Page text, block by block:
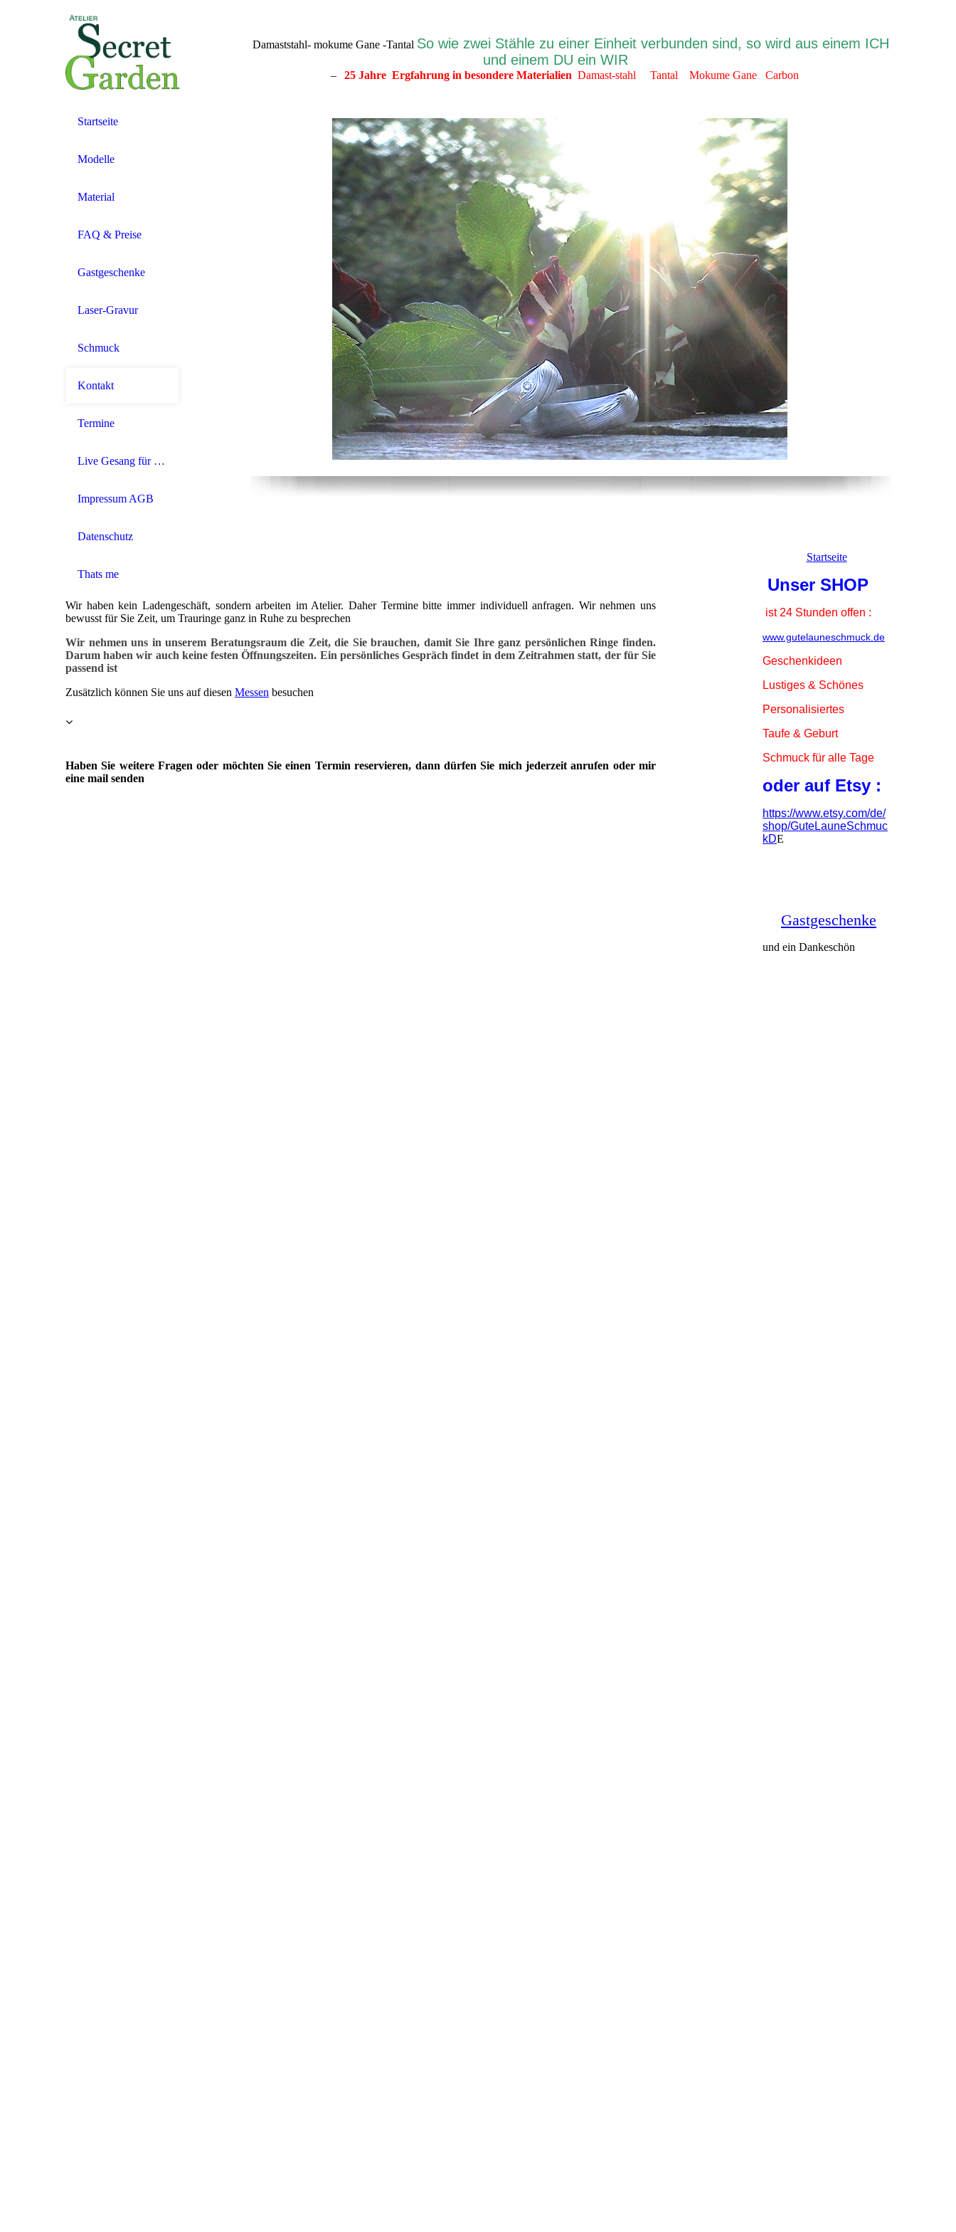
Damaststahl- mokume Gane -Tantal So wie zwei Stähle zu einer Einheit verbunden sind, so wird aus einem ICH
und einem DU ein WIR
– 25 Jahre Ergfahrung in besondere Materialien Damast-stahl Tantal Mokume Gane Carbon
Startseite
Modelle
Material
FAQ & Preise
Gastgeschenke
Laser-Gravur
Schmuck
Kontakt
Termine
Live Gesang für Ihre Trauung
Impressum AGB
Datenschutz
Thats me
Wir haben kein Ladengeschäft, sondern arbeiten im Atelier. Daher Termine bitte immer individuell anfragen. Wir nehmen uns
bewusst für Sie Zeit, um Trauringe ganz in Ruhe zu besprechen
Wir nehmen uns in unserem Beratungsraumdie Zeit, die Sie brauchen, damit Sie Ihre ganz persönlichen Ringe finden.
Darum haben wir auch keine festen Öffnungszeiten. Ein persönliches Gespräch findet in dem Zeitrahmen statt, der für Sie
passend ist
Zusätzlich können Sie uns auf diesen Messen besuchen
Haben Sie weitere Fragen oder möchten Sie einen Termin reservieren, dann dürfen Sie mich jederzeit anrufen oder mir
eine mail senden
Startseite
Unser SHOP
ist 24 Stunden offen :
www.gutelauneschmuck.de
Geschenkideen
Lustiges & Schönes
Personalisiertes
Taufe & Geburt
Schmuck für alle Tage
oder auf Etsy :
https://www.etsy.com/de/
shop/GuteLauneSchmuc
kDE
Gastgeschenke
und ein Dankeschön